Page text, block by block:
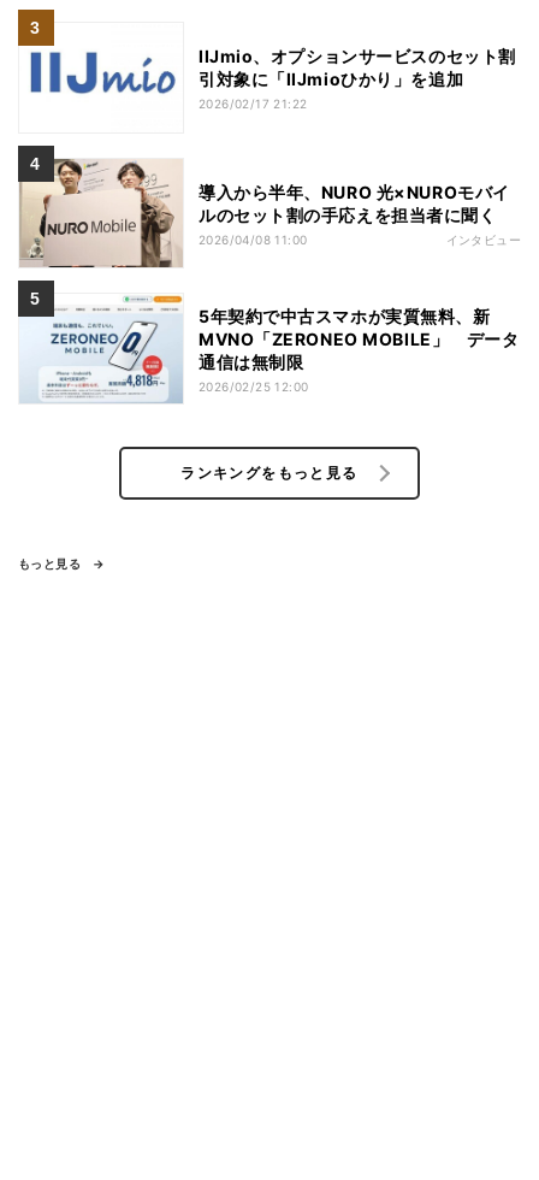
IIJmio、オプションサービスのセット割
引対象に「IIJmioひかり」を追加
2026/02/17 21:22
導入から半年、NURO 光×NUROモバイ
ルのセット割の手応えを担当者に聞く
2026/04/08 11:00 インタビュー
5年契約で中古スマホが実質無料、新
MVNO「ZERONEO MOBILE」 データ
通信は無制限
2026/02/25 12:00
ランキングをもっと見る
もっと見る